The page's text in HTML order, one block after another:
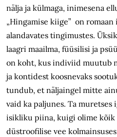
nälja ja külmaga, inimesena
„Hingamise kiige” on
alandavates tingimustes.
laagri maailma, füüsilisi ja
on koht, kus indiviid muutub
ja kontidest koosnevaks
tundub, et näljaingel mitte
vaid ka paljunes. Ta muretses
isikliku piina, kuigi olime kõik
düstroofilise vee